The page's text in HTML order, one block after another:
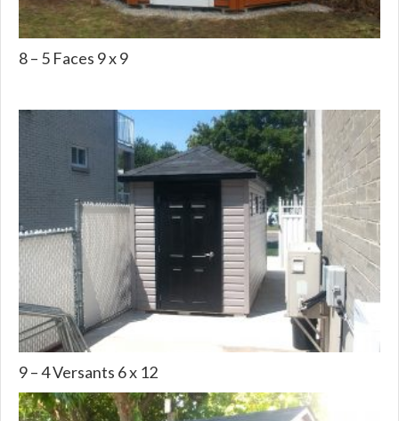
8 – 5 Faces 9 x 9
9 – 4 Versants 6 x 12